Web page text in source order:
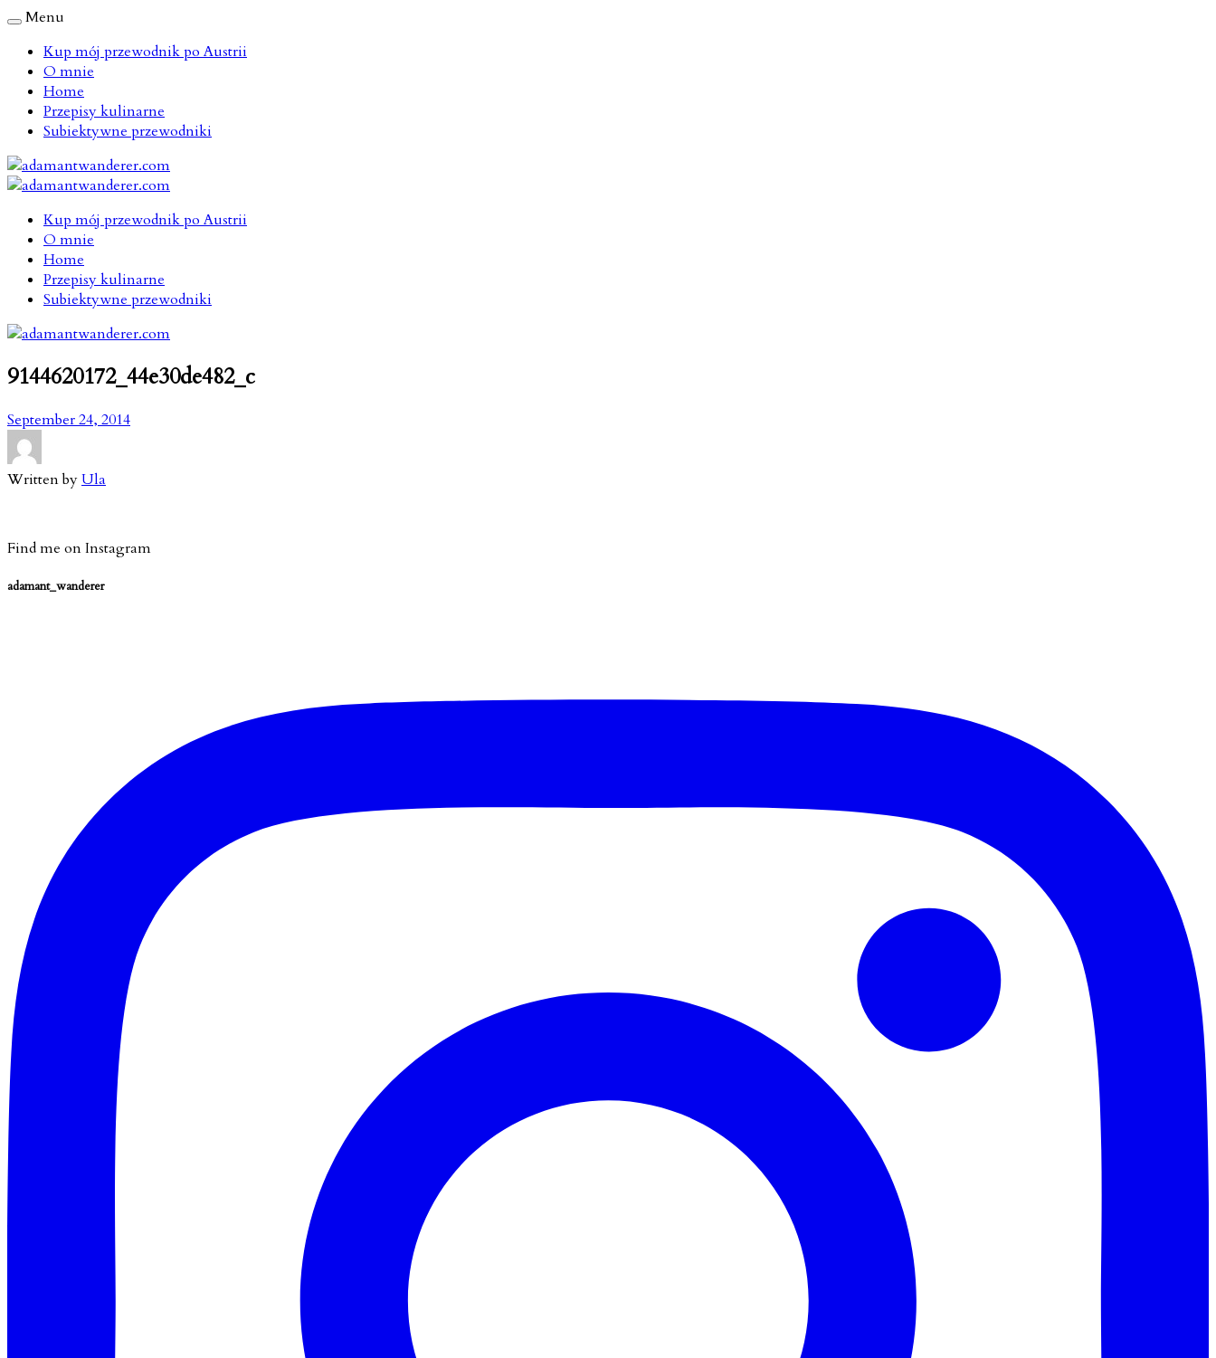
Menu
Kup mój przewodnik po Austrii
O mnie
Home
Przepisy kulinarne
Subiektywne przewodniki
Kup mój przewodnik po Austrii
O mnie
Home
Przepisy kulinarne
Subiektywne przewodniki
9144620172_44e30de482_c
September 24, 2014
Written byUla
Find me on Instagram
adamant_wanderer